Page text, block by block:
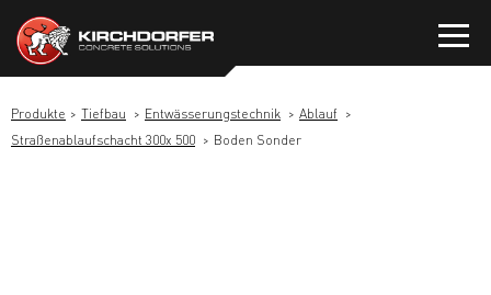
Inhalt
springen
Produkte Tiefbau Entwässerungstechnik
Ablauf
Straßenablaufschacht 300x 500
Boden Sonder